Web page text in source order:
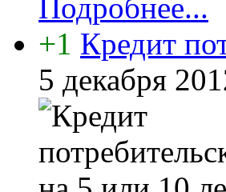
Подробнее...
+1 Кредит
5 декабря